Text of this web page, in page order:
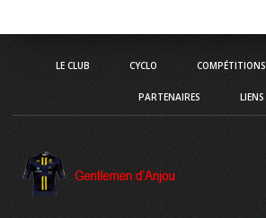
LE CLUB CYCLO COMPÉTITIONS
PARTENAIRES LIENS